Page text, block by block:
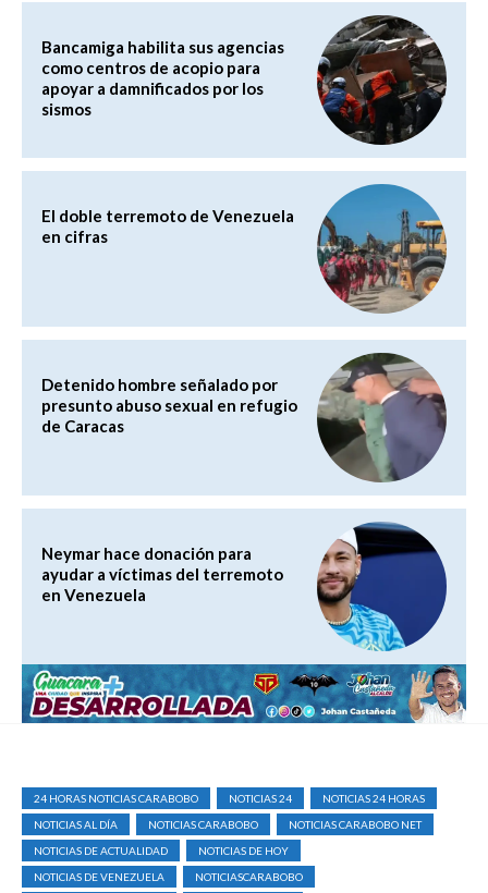
Bancamiga habilita sus agencias
como centros de acopio para
apoyar a damnificados por los
sismos
El doble terremoto de Venezuela
en cifras
Detenido hombre señalado por
presunto abuso sexual en refugio
de Caracas
Neymar hace donación para
ayudar a víctimas del terremoto
en Venezuela
24 HORAS NOTICIAS CARABOBO NOTICIAS 24
NOTICIAS 24 HORAS
NOTICIAS AL DÍA
NOTICIAS CARABOBO
NOTICIAS CARABOBO NET
NOTICIAS DE ACTUALIDAD
NOTICIAS DE HOY
NOTICIAS DE VENEZUELA
NOTICIASCARABOBO